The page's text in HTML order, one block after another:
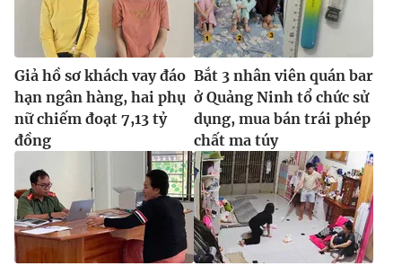
® Cấm sao chép dưới mọi hình thức nếu không có sự chấp
thuận bằng văn bản. Ghi rõ nguồn VTV.vn khi phát hành lại
thông tin từ website này.
Giả hồ sơ khách vay đáo
hạn ngân hàng, hai phụ
nữ chiếm đoạt 7,13 tỷ
đồng
Bắt 3 nhân viên quán bar
ở Quảng Ninh tổ chức sử
dụng, mua bán trái phép
chất ma túy